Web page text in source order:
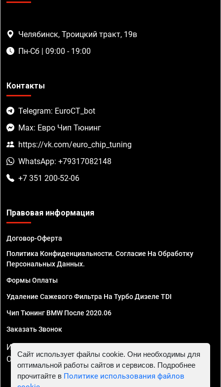
Челябинск, Троицкий тракт, 19в
Пн-Сб | 09:00 - 19:00
Контакты
Telegram: EuroCT_bot
Max: Евро Чип Тюнинг
https://vk.com/euro_chip_tuning
WhatsApp: +79317082148
+7 351 200-52-06
Правовая информация
Договор-Оферта
Политика Конфиденциальности. Согласие На Обработку
Персональных Данных.
Формы Оплаты
Удаление Сажевого Фильтра На Турбо Дизеле TDI
Чип Тюнинг BMW После 2020.06
Заказать Звонок
ИП Смирнов Георгий Павлович. ИНН 781302555843,
ОГРНИП 324470400032610
Сайт использует файлы cookie. Они необходимы для
оптимальной работы сайтов и сервисов. Подробнее
прочитайте в Политике использования файлов